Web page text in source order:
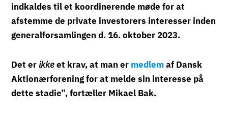
indkaldes til et koordinerende møde for at
afstemme de private investorers interesser inden
generalforsamlingen d. 16. oktober 2023.
Det erikkeet krav, at man er medlemaf Dansk
Aktionærforening for at melde sin interesse på
dette stadie”, fortæller Mikael Bak.